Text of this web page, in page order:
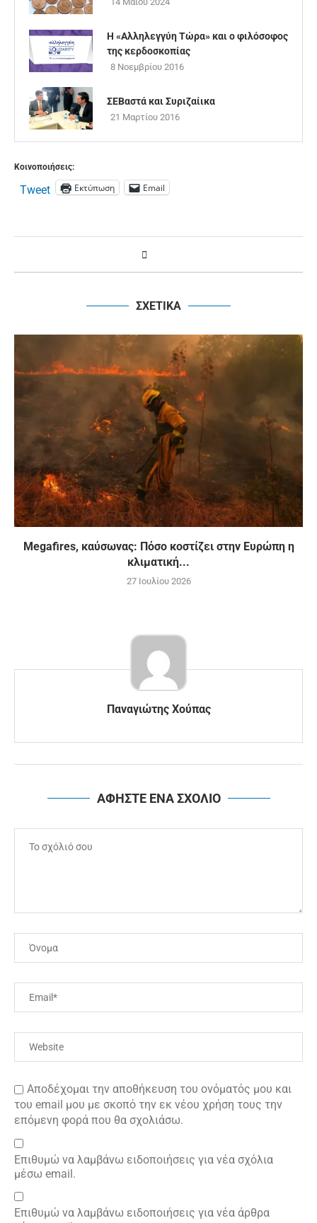
Η «Αλληλεγγύη Τώρα» και ο φιλόσοφος
της κερδοσκοπίας
8 Νοεμβρίου 2016
ΣΕΒαστά και Συριζαίικα
21 Μαρτίου 2016
Κοινοποιήσεις:
Tweet Εκτύπωση Email
ΣΧΕΤΙΚΑ
Megafires, καύσωνας: Πόσο κοστίζει στην Ευρώπη η
κλιματική...
27 Ιουλίου 2026
Παναγιώτης Χούπας
ΑΦΗΣΤΕ ΕΝΑ ΣΧΟΛΙΟ
Αποδέχομαι την αποθήκευση του ονόματός μου και
του email μου με σκοπό την εκ νέου χρήση τους την
επόμενη φορά που θα σχολιάσω.
Επιθυμώ να λαμβάνω ειδοποιήσεις για νέα σχόλια
μέσω email.
Επιθυμώ να λαμβάνω ειδοποιήσεις για νέα άρθρα